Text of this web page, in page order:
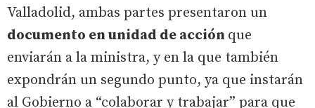
Valladolid, ambas partes presentaron un
documento en unidad de acción que
enviarán a la ministra, y en la que también
expondrán un segundo punto, ya que instarán
al Gobierno a “colaborar y trabajar” para que